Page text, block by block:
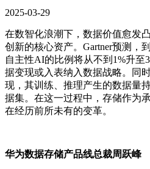
2025-03-29
在数智化浪潮下，数据价值愈发
创新的核心资产。 Gartner预测，
自主性AI的比例将从不到1%升至
据变现或入表纳入数据战略。同
现，其训练、推理产生的数据量
据集。 在这一过程中，存储作为
在经历前所未有的变革。
华为数据存储产品线总裁周跃峰